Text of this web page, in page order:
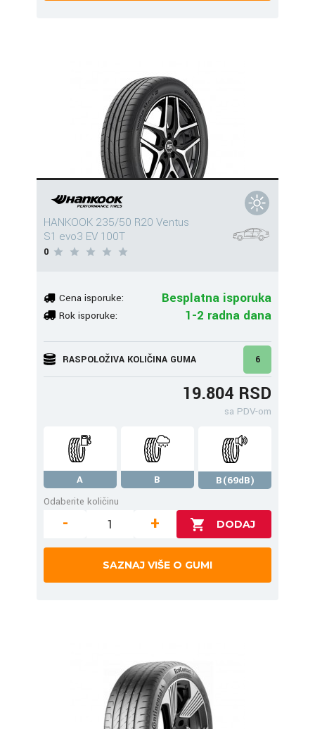
HANKOOK 235/50 R20 Ventus
S1 evo3 EV 100T
0
Cena isporuke: Besplatna isporuka
Rok isporuke: 1-2 radna dana
RASPOLOŽIVA KOLIČINA GUMA 6
19.804 RSD
sa PDV-om
A B
B(69dB)
Odaberite količinu
- +
SAZNAJ VIŠE O GUMI